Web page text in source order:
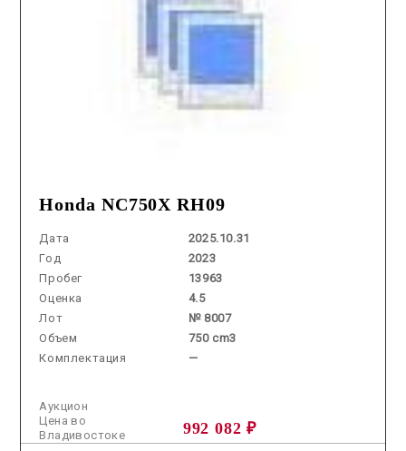
Honda NC750X RH09
Дата
2025.10.31
Год
2023
Пробег
13963
Оценка
4.5
Лот
№ 8007
Объем
750 cm3
Комплектация
—
Аукцион
992 082 ₽
Цена во
Владивостоке